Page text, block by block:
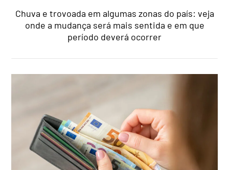
Chuva e trovoada em algumas zonas do país: veja
onde a mudança será mais sentida e em que
período deverá ocorrer